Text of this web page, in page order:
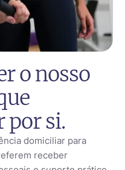
o nosso
por si.
domiciliar para
receber